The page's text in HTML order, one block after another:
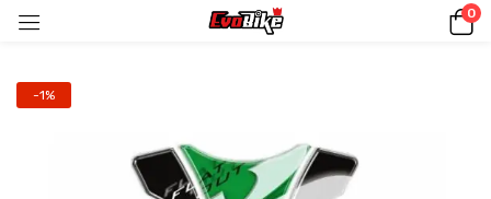
0
-1%